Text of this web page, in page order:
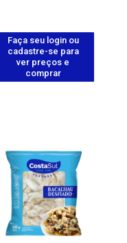
Faça seu login ou
cadastre-se para
ver preços e
comprar